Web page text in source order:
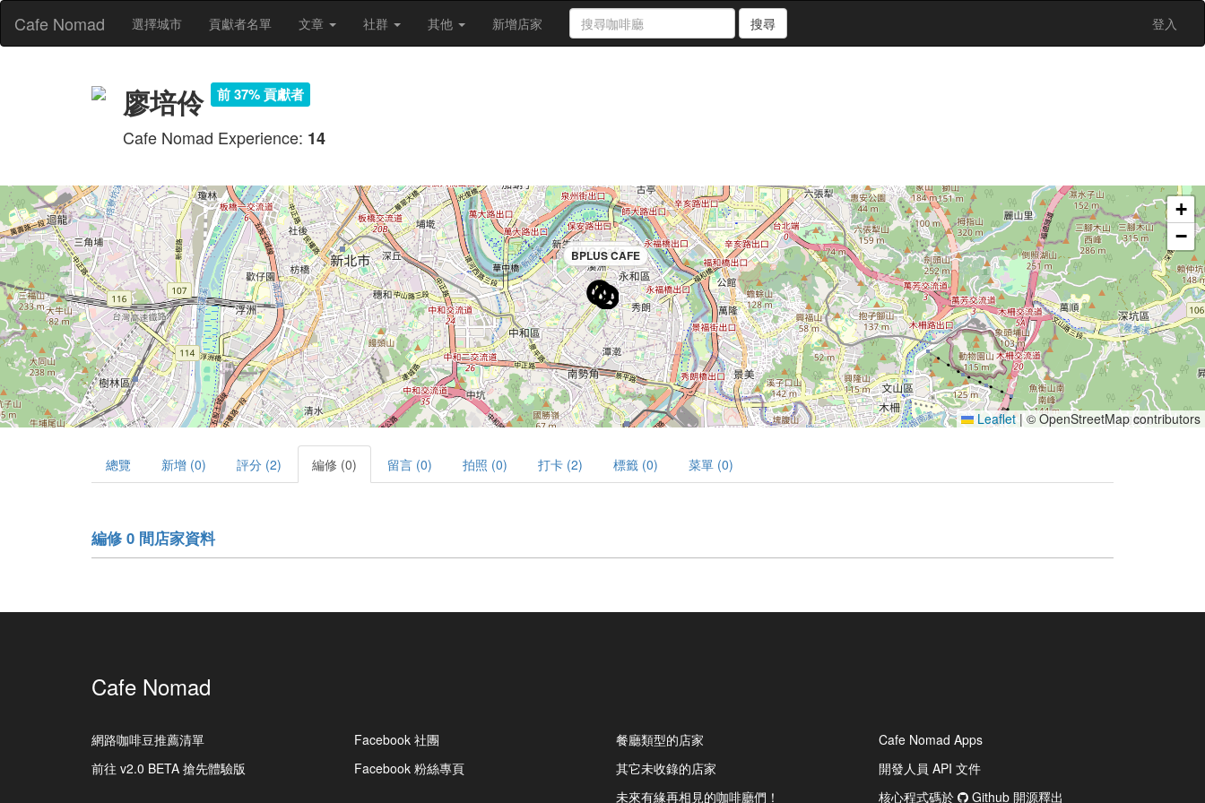
Cafe Nomad 選擇城市 貢獻者名單 文章 社群 其他 新增店家 搜尋 登入
廖培伶 前 37% 貢獻者
Cafe Nomad Experience: 14
HUG Caf'e
BPLUS CAFE
+
−
Leaflet | © OpenStreetMap contributors
總覽 新增 (0) 評分 (2) 編修 (0) 留言 (0) 拍照 (0) 打卡 (2) 標籤 (0) 菜單 (0)
編修 0 間店家資料
Cafe Nomad
網路咖啡豆推薦清單
前往 v2.0 BETA 搶先體驗版
Facebook 社團
Facebook 粉絲專頁
餐廳類型的店家
其它未收錄的店家
未來有緣再相見的咖啡廳們！
Cafe Nomad Apps
開發人員 API 文件
核心程式碼於
Github 開源釋出